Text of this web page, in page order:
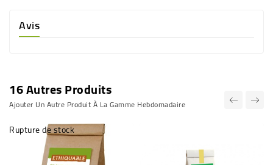
Avis
16 Autres Produits
Ajouter Un Autre Produit À La Gamme Hebdomadaire
Rupture de stock